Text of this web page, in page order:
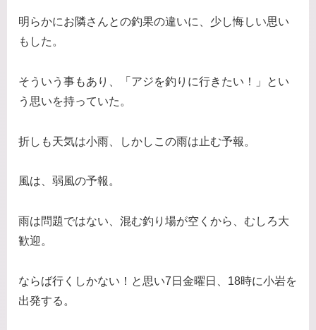
明らかにお隣さんとの釣果の違いに、少し悔しい思い
もした。
そういう事もあり、「アジを釣りに行きたい！」とい
う思いを持っていた。
折しも天気は小雨、しかしこの雨は止む予報。
風は、弱風の予報。
雨は問題ではない、混む釣り場が空くから、むしろ大
歓迎。
ならば行くしかない！と思い7日金曜日、18時に小岩を
出発する。